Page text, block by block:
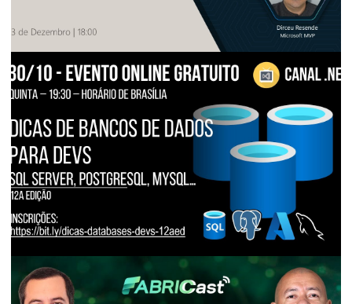
BUSINESS INTELLIGENCE (BI)
[Live] - Microsoft Reactor - Fabric Data
Days: Prepárate para el día del examen
de certificación
3 de noviembre de 2025
EVENTOS E PALESTRAS
[Live] - Canal dotNET - Consejos de